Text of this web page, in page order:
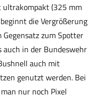
ultrakompakt (325 mm
die Vergrößerung
zum Spotter
in der Bundeswehr
auch mit
genutzt werden. Bei
nur noch Pixel